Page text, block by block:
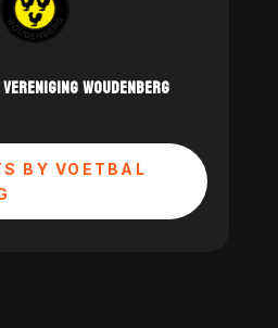
WOUDENBERG
BY VOETBAL